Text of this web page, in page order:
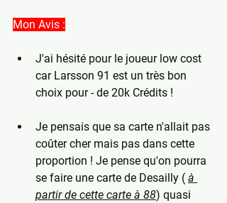
Mon Avis :
J'ai hésité pour le joueur low cost
car Larsson 91 est un très bon
choix pour - de 20k Crédits !
Je pensais que sa carte n'allait pas
coûter cher mais pas dans cette
proportion ! Je pense qu'on pourra
se faire une carte de Desailly ( à
partir de cette carte à 88) quasi